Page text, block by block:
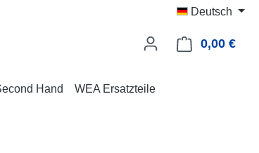
Deutsch
0,00 €
Hand WEA Ersatzteile